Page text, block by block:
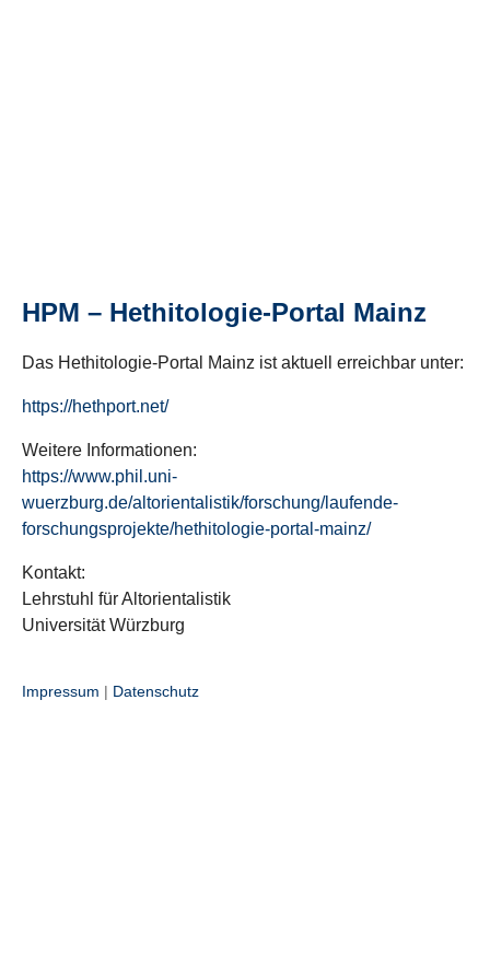
HPM – Hethitologie-Portal Mainz
Das Hethitologie-Portal Mainz ist aktuell erreichbar unter:
https://hethport.net/
Weitere Informationen:
https://www.phil.uni-
wuerzburg.de/altorientalistik/forschung/laufende-
forschungsprojekte/hethitologie-portal-mainz/
Kontakt:
Lehrstuhl für Altorientalistik
Universität Würzburg
Impressum | Datenschutz